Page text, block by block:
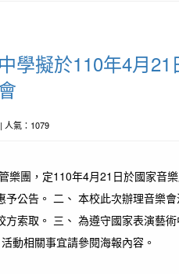
學擬於110年4月
人氣：1079
樂團，定110年4月21日於國家音
予公告。 二、 本校此次辦理音樂
方索取。 三、 為遵守國家表演藝
動相關事宜請參閱海報內容。